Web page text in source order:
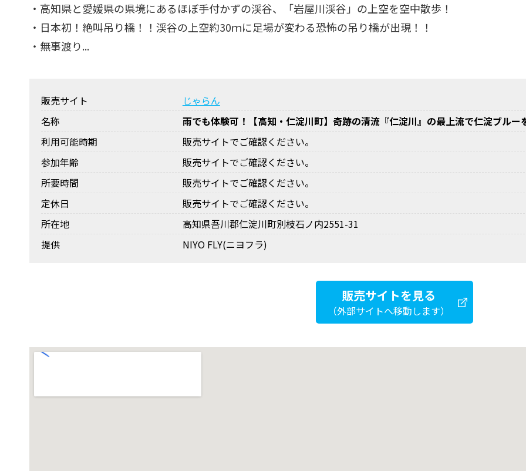
・高知県と愛媛県の県境にあるほぼ手付かずの渓谷、「岩屋川渓谷」の上空を空中散歩！
・日本初！絶叫吊り橋！！渓谷の上空約30ｍに足場が変わる恐怖の吊り橋が出現！！
・無事渡り...
販売サイト
じゃらん
名称
雨でも体験可！【高知・仁淀川町】奇跡の清流『仁淀川』の最上流で仁淀ブル
利用可能時期
販売サイトでご確認ください。
参加年齢
販売サイトでご確認ください。
所要時間
販売サイトでご確認ください。
定休日
販売サイトでご確認ください。
所在地
高知県吾川郡仁淀川町別枝石ノ内2551-31
提供
NIYO FLY(ニヨフラ)
販売サイトを見る
（外部サイトへ移動します）